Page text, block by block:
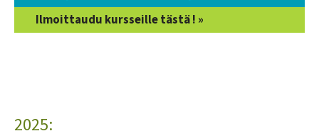
Ilmoittaudu kursseille tästä ! »
2025: